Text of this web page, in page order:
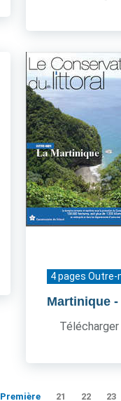
4 pages Outre-
Martinique -
Première 21 22 23